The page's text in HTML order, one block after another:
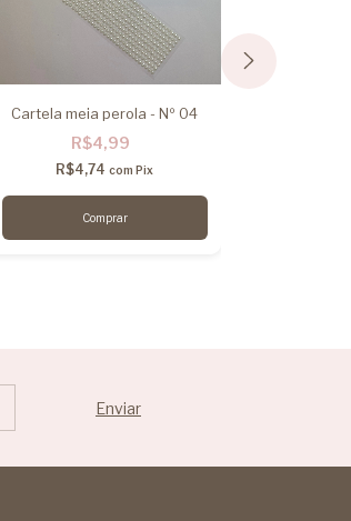
Cartela meia perola - Nº 04
R$4,99
R$4,74 com Pix